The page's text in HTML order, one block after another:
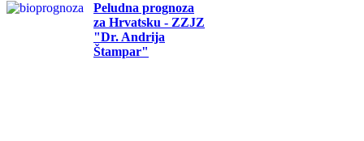
Peludna prognoza
za Hrvatsku - ZZJZ
"Dr. Andrija
Štampar"